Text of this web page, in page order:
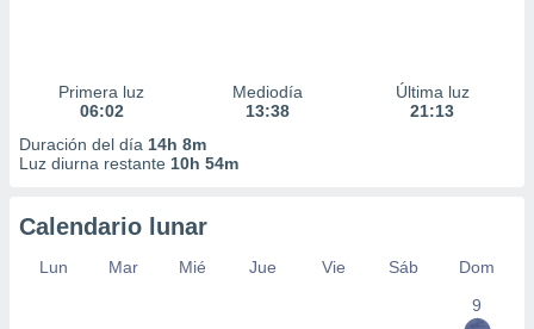
Primera luz
06:02
Mediodía
13:38
Última luz
21:13
Duración del día 14h 8m
Luz diurna restante 10h 54m
Calendario lunar
Lun Mar Mié Jue Vie Sáb
Dom
9